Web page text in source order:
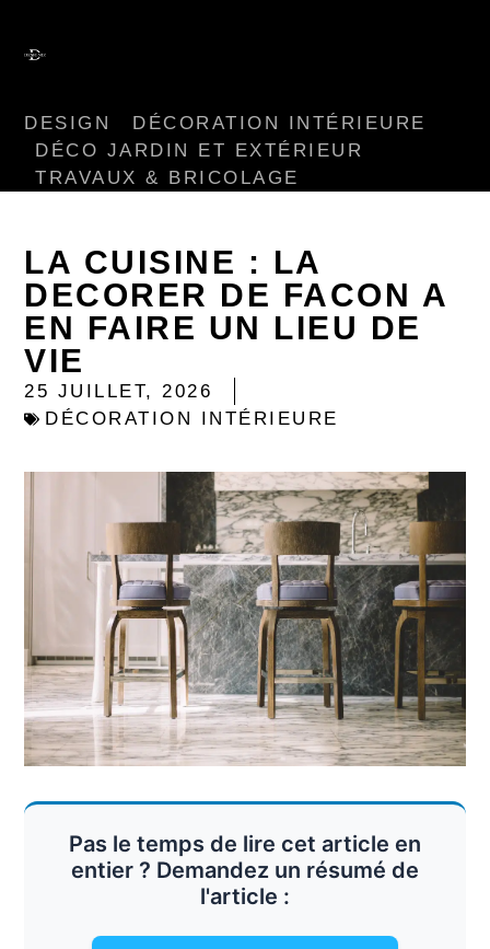
DESIGN
DÉCORATION INTÉRIEURE
DÉCO JARDIN ET EXTÉRIEUR
TRAVAUX & BRICOLAGE
LA CUISINE : LA
DECORER DE FACON A
EN FAIRE UN LIEU DE
VIE
25 JUILLET, 2026
DÉCORATION INTÉRIEURE
Pas le temps de lire cet article en
entier ? Demandez un résumé de
l'article :